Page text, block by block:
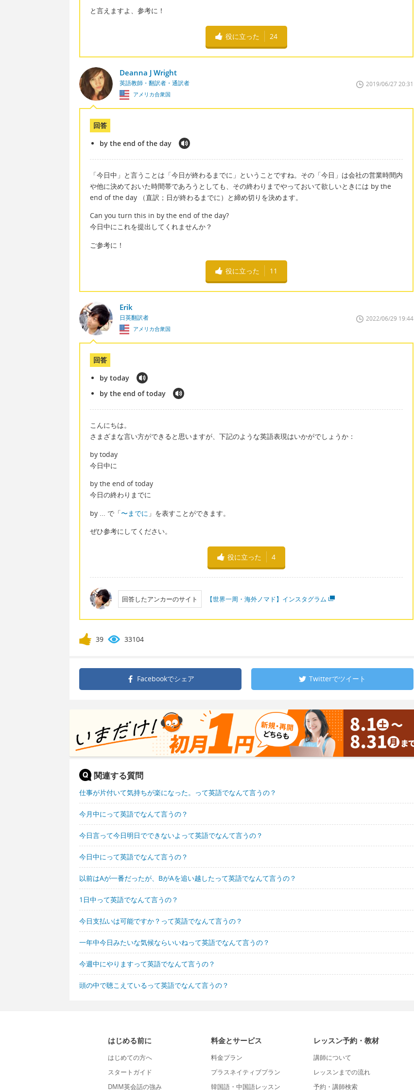
と言えますよ、参考に！
役に立った 24
Deanna J Wright
英語教師・翻訳者・通訳者
アメリカ合衆国
2019/06/27 20:31
回答
by the end of the day
「今日中」と言うことは「今日が終わるまでに」ということですね。その「今日」は会社の営業時間内
や他に決めておいた時間帯であろうとしても、その終わりまでやっておいて欲しいときには by the
end of the day （直訳；日が終わるまでに）と締め切りを決めます。
Can you turn this in by the end of the day?
今日中にこれを提出してくれませんか？
ご参考に！
役に立った 11
Erik
日英翻訳者
アメリカ合衆国
2022/06/29 19:44
回答
by today
by the end of today
こんにちは。
さまざまな言い方ができると思いますが、下記のような英語表現はいかがでしょうか：
by today
今日中に
by the end of today
今日の終わりまでに
by ... で「〜までに 」を表すことができます。
ぜひ参考にしてください。
役に立った 4
回答したアンカーのサイト 【世界一周・海外ノマド】インスタグラム
39 33104
Facebookでシェア Twitterでツイート
関連する質問
仕事が片付いて気持ちが楽になった。って英語でなんて言うの？
今月中にって英語でなんて言うの？
今日言って今日明日でできないよって英語でなんて言うの？
今日中にって英語でなんて言うの？
以前はAが一番だったが、BがAを追い越したって英語でなんて言うの？
1日中って英語でなんて言うの？
今日支払いは可能ですか？って英語でなんて言うの？
一年中今日みたいな気候ならいいねって英語でなんて言うの？
今週中にやりますって英語でなんて言うの？
頭の中で聴こえているって英語でなんて言うの？
はじめる前に
はじめての方へ
スタートガイド
DMM英会話の強み
料金とサービス
料金プラン
プラスネイティブプラン
韓国語・中国語レッスン
レッスン予約・教材
講師について
レッスンまでの流れ
予約・講師検索